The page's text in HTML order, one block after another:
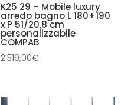
K25 29 – Mobile luxury
arredo bagno L 180+190
x P 51/20,8 cm
personalizzabile
COMPAB
2.519,00€